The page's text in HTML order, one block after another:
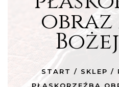
Bożej
START / SKLEP /